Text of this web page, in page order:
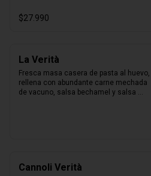
marrasquino, pistacho y una exquisita
crema de pistacho.
$27.990
La Verità
Fresca masa casera de pasta al huevo,
rellena con abundante carne mechada
de vacuno, salsa bechamel y salsa
Cannoli Verità